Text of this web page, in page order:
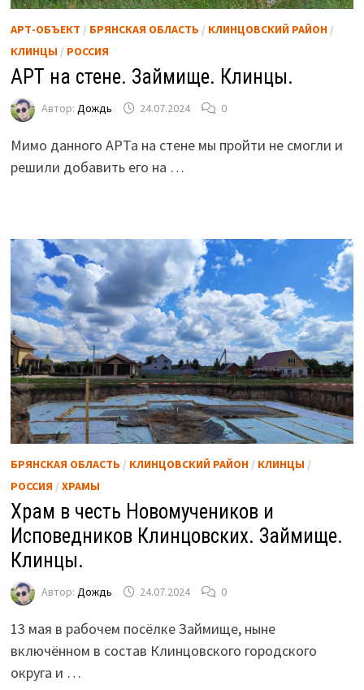
АРТ-ОБЪЕКТ / БРЯНСКАЯ ОБЛАСТЬ / КЛИНЦОВСКИЙ РАЙОН/
КЛИНЦЫ / РОССИЯ
АРТ на стене. Займище. Клинцы.
Автор: Дождь 24.07.2024 0
Мимо данного АРТа на стене мы пройти не смогли и
решили добавить его на …
БРЯНСКАЯ ОБЛАСТЬ / КЛИНЦОВСКИЙ РАЙОН/ КЛИНЦЫ /
РОССИЯ / ХРАМЫ
Храм в честь Новомучеников и
Исповедников Клинцовских. Займище.
Клинцы.
Автор: Дождь 24.07.2024 0
13 мая в рабочем посёлке Займище, ныне
включённом в состав Клинцовского городского
округа и …